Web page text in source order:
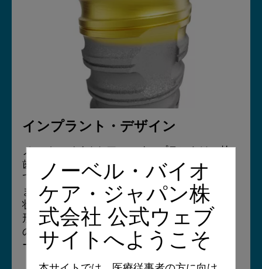
インプラント・デザイン
ノーベルバイオケア N1 インプラントは、抜
歯窩への即時埋入と即時負荷の症例にも適し
ており、多様な患者様のニーズにお応えでき
ます。インプラント頚部のトライオーバル形
状は、皮質骨への応力を軽減し³**（従来の円
形インプラントと比較）、TiUltra™表面性状
の利点とともに、迅速なオッセオインテグレ
ーション³**を促進します。
ノーベル・バイオ
ケア・ジャパン株
式会社 公式ウェブ
サイトへようこそ